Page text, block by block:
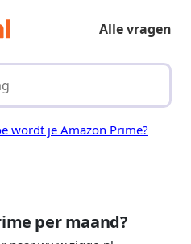
Alle vragen
wordt je Amazon Prime?
per maand?